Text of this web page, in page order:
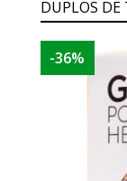
DUPLOS DE
-36%